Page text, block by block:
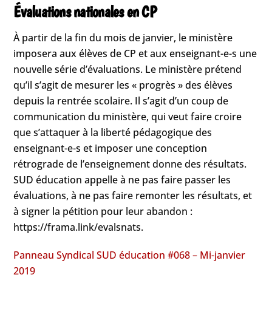
Évaluations nationales en CP
À partir de la fin du mois de janvier, le ministère
imposera aux élèves de CP et aux enseignant-e-s une
nouvelle série d’évaluations. Le ministère prétend
qu’il s’agit de mesurer les « progrès » des élèves
depuis la rentrée scolaire. Il s’agit d’un coup de
communication du ministère, qui veut faire croire
que s’attaquer à la liberté pédagogique des
enseignant-e-s et imposer une conception
rétrograde de l’enseignement donne des résultats.
SUD éducation appelle à ne pas faire passer les
évaluations, à ne pas faire remonter les résultats, et
à signer la pétition pour leur abandon :
https://frama.link/evalsnats.
Panneau Syndical SUD éducation #068 – Mi-janvier
2019